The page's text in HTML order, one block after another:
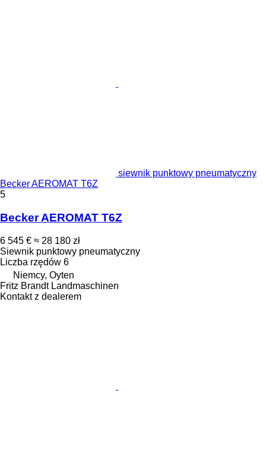
siewnik punktowy pneumatyczny
Becker AEROMAT T6Z
5
Becker AEROMAT T6Z
6 545 € ≈ 28 180 zł
Siewnik punktowy pneumatyczny
Liczba rzędów 6
Niemcy, Oyten
Fritz Brandt Landmaschinen
Kontakt z dealerem